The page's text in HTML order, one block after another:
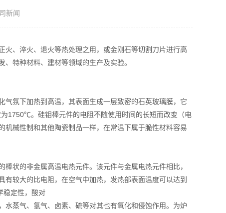
新闻
、淬火、退火等热处理之用，或金刚石等切割刀片进行高
特种材料、建材等领域的生产及实验。
氛下加热到高温，其表面生成一层致密的石英玻璃膜，它
1750℃。硅钼棒元件的电阻不随使用时间的长短而改变（电
械性制和其他陶瓷制品一样，在常温下属于脆性材料容易
状的非金属高温电热元件。该元件与金属电热元件相比，
较大的比电阻，在空气中加热，发热部表面温度可以达到
定性，酸对
蒸气、氢气、卤素、硫等对其也有氧化和侵蚀作用。为炉